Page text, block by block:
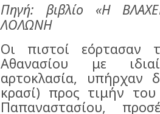
Πηγή: βιβλίο «Η
ΛΟΛΩΝΗ
Οι πιστοί εόρτασαν
Αθανασίου με
αρτοκλασία, υπήρχαν
κρασί) προς τιμήν του
Παπαναστασίου,